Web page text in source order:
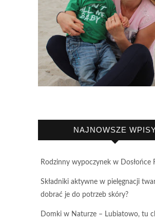
NAJNOWSZE
Rodzinny wypoczynek w Dosłońce
Składniki aktywne w pielęgnacji
dobrać je do potrzeb skóry?
Domki w Naturze – Lubiatowo, tu